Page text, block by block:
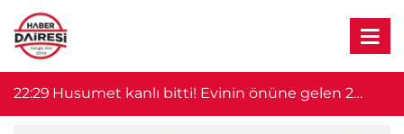
22:29 Husumet kanlı bitti! Evinin önüne gelen 2
kişiyi öldürdü